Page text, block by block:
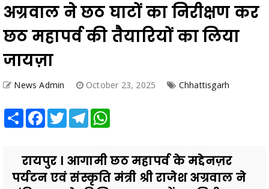
अग्रवाल ने छठ घाटों का निरीक्षण कर
छठ महापर्व की तैयारियों का लिया
जायज़ा
News Admin October 23, 2025 Chhattisgarh
Share Facebook
TwitterTelegram
रायपुर । आगामी छठ महापर्व के मद्देनज़र
पर्यटन एवं संस्कृति मंत्री श्री राजेश अग्रवाल ने